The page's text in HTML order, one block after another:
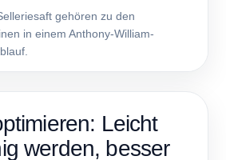
gehören zu den
in einem Anthony-William-
Leicht
werden, besser